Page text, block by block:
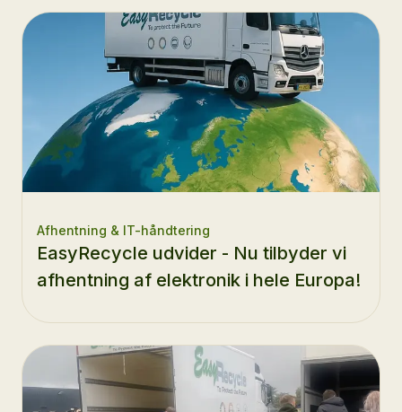
Afhentning & IT-håndtering
EasyRecycle udvider - Nu tilbyder vi
afhentning af elektronik i hele Europa!